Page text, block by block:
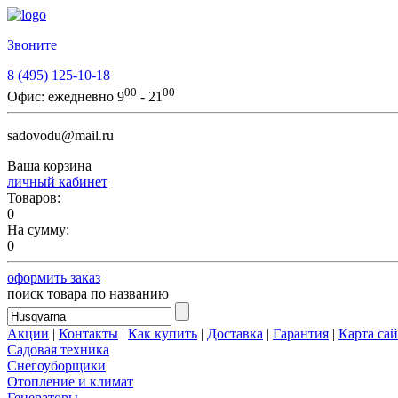
Звоните
8 (495) 125-10-18
Офис: ежедневно 900 - 21 00
sadovodu@mail.ru
Ваша корзина
личный кабинет
Товаров:
0
На сумму:
0
оформить заказ
поиск товара по названию
Акции | Контакты | Как купить | Доставка | Гарантия | Карта
Садовая техника
Снегоуборщики
Отопление и климат